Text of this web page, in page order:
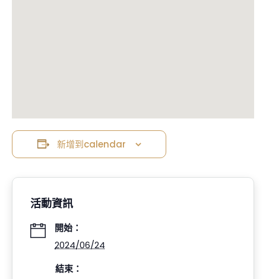
新增到calendar
活動資訊
開始：
2024/06/24
結束：